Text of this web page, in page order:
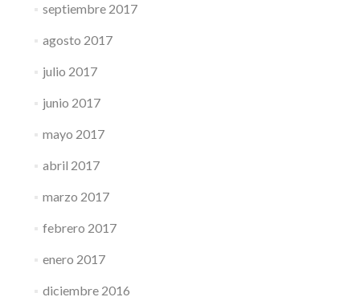
septiembre 2017
agosto 2017
julio 2017
junio 2017
mayo 2017
abril 2017
marzo 2017
febrero 2017
enero 2017
diciembre 2016